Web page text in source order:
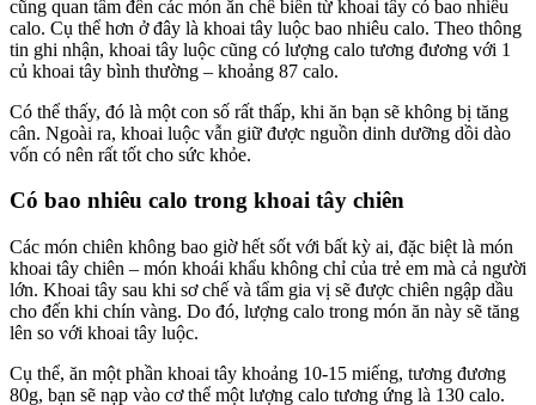
cũng quan tâm đến các món ăn chế biến từ khoai tây có bao nhiêu
calo. Cụ thể hơn ở đây là khoai tây luộc bao nhiêu calo. Theo thông
tin ghi nhận, khoai tây luộc cũng có lượng calo tương đương với 1
củ khoai tây bình thường – khoảng 87 calo.
Có thể thấy, đó là một con số rất thấp, khi ăn bạn sẽ không bị tăng
cân. Ngoài ra, khoai luộc vẫn giữ được nguồn dinh dưỡng dồi dào
vốn có nên rất tốt cho sức khỏe.
Có bao nhiêu calo trong khoai tây chiên
Các món chiên không bao giờ hết sốt với bất kỳ ai, đặc biệt là món
khoai tây chiên – món khoái khẩu không chỉ của trẻ em mà cả người
lớn. Khoai tây sau khi sơ chế và tẩm gia vị sẽ được chiên ngập dầu
cho đến khi chín vàng. Do đó, lượng calo trong món ăn này sẽ tăng
lên so với khoai tây luộc.
Cụ thể, ăn một phần khoai tây khoảng 10-15 miếng, tương đương
80g, bạn sẽ nạp vào cơ thể một lượng calo tương ứng là 130 calo.